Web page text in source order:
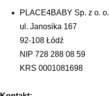
PLACE4BABY Sp. z o. o.
ul. Janosika 167
92-108 Łódź
NIP 728 288 08 59
KRS 0001081698